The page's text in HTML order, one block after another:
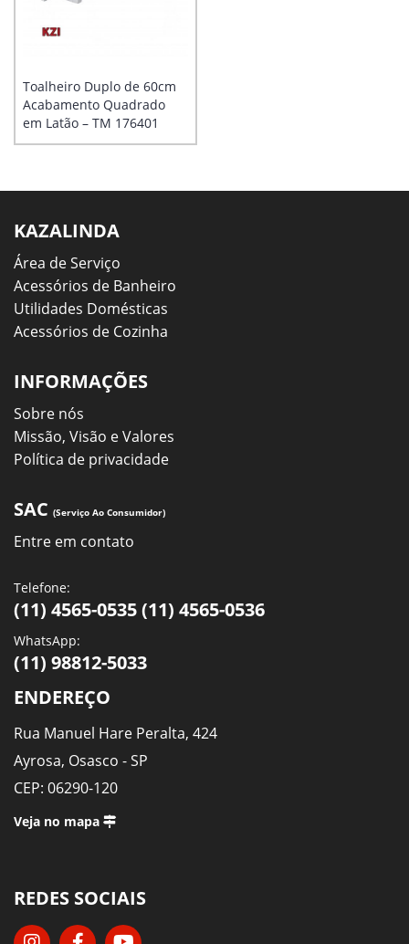
Toalheiro Duplo de 60cm
Acabamento Quadrado
em Latão – TM 176401
KAZALINDA
Área de Serviço
Acessórios de Banheiro
Utilidades Domésticas
Acessórios de Cozinha
INFORMAÇÕES
Sobre nós
Missão, Visão e Valores
Política de privacidade
SAC (Serviço Ao Consumidor)
Entre em contato
Telefone:
(11) 4565-0535 (11) 4565-0536
WhatsApp:
(11) 98812-5033
ENDEREÇO
Rua Manuel Hare Peralta, 424
Ayrosa, Osasco - SP
CEP: 06290-120
Veja no mapa
REDES SOCIAIS